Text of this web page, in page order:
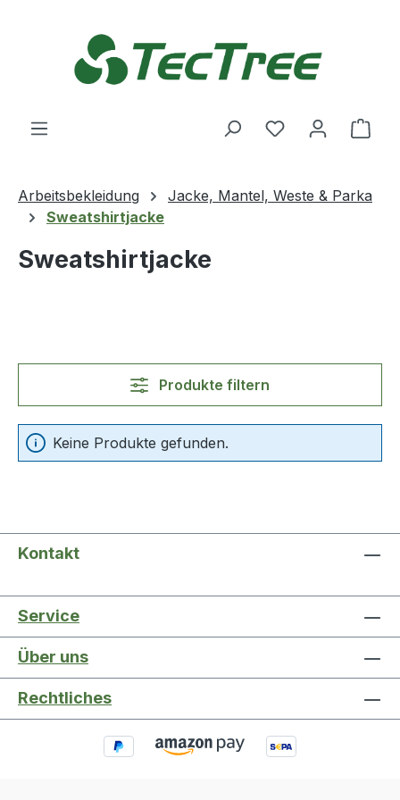
Du hast 0
Arbeitsbekleidung
Jacke, Mantel, Weste & Parka
Sweatshirtjacke
Sweatshirtjacke
Produkte filtern
Keine Produkte gefunden.
Kontakt
Service
Über uns
Rechtliches